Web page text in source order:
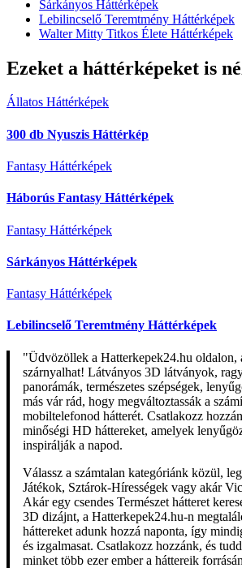
Sárkányos Háttérképek
Lebilincselő Teremtmény Háttérképek
Walter Mitty Titkos Élete Háttérképek
Ezeket a háttérképeket is
Állatos Háttérképek
300 db Nyuszis Háttérkép
Fantasy Háttérképek
Háborús Fantasy Háttérképek
Fantasy Háttérképek
Sárkányos Háttérképek
Fantasy Háttérképek
Lebilincselő Teremtmény Háttérképek
"Üdvözöllek a Hatterkepek24.hu oldalon,
szárnyalhat! Látványos 3D látványok,
panorámák, természetes szépségek,
más vár rád, hogy megváltoztassák a
mobiltelefonod hátterét. Csatlakozz
minőségi HD háttereket, amelyek
inspirálják a napod.
Válassz a számtalan kategóriánk közül,
Játékok, Sztárok-Hírességek vagy akár
Akár egy csendes Természet hátteret
3D dizájnt, a Hatterkepek24.hu-n
háttereket adunk hozzá naponta, így
és izgalmasat. Csatlakozz hozzánk, és
minket több ezer ember a háttereik